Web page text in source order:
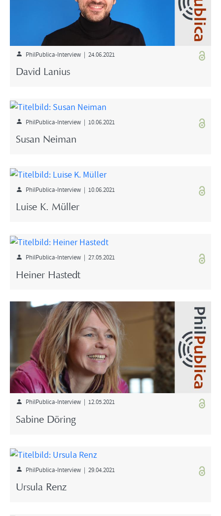
PhilPublica-Interview | 24.06.2021
David Lanius
PhilPublica-Interview | 10.06.2021
Susan Neiman
PhilPublica-Interview | 10.06.2021
Luise K. Müller
PhilPublica-Interview | 27.05.2021
Heiner Hastedt
PhilPublica-Interview | 12.05.2021
Sabine Döring
PhilPublica-Interview | 29.04.2021
Ursula Renz